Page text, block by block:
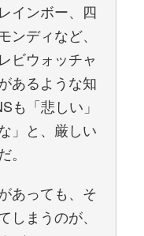
インボー、四
ディなど、
ビウォッチャ
あるような知
も「悲しい」
」と、厳しい
あっても、そ
まうのが、